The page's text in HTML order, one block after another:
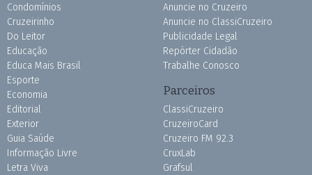
Condomínios
Cruzeirinho
Do Leitor
Educação
Educa Mais Brasil
Esporte
Economia
Editorial
Exterior
Guia Saúde
Informação Livre
Letra Viva
Anuncie no Cruzeiro
Anuncie no ClassiCruzeiro
Publicidade Legal
Repórter Cidadão
Trabalhe Conosco
Parceiros
ClassiCruzeiro
CruzeiroCard
Cruzeiro FM 92.3
CruxLab
Grafsul